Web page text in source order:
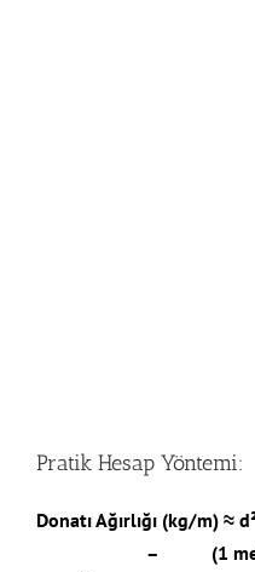
Pratik Hesap Yöntemi:
Donatı Ağırlığı (kg/m)
– (1 metre